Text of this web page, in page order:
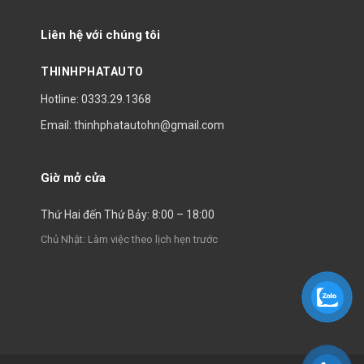
Liên hệ với chúng tôi
THINHPHATAUTO
Hotline: 0333.29.1368
Email: thinhphatautohn@gmail.com
Giờ mở cửa
Thứ Hai đến Thứ Bảy: 8:00 – 18:00
Chủ Nhật: Làm việc theo lịch hẹn trước